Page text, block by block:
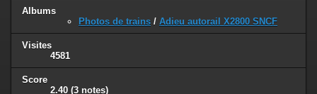
Albums
Photos de trains / Adieu autorail X2800 SNCF
Visites
4581
Score
2.40 (3 notes)